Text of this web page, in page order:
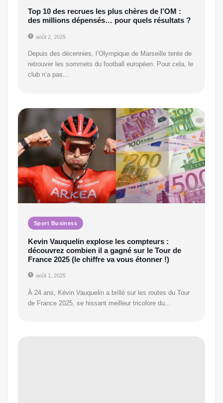
Top 10 des recrues les plus chères de l’OM :
des millions dépensés… pour quels résultats ?
août 2, 2025
Depuis des décennies, l’Olympique de Marseille tente de
retrouver les sommets du football européen. Pour cela, le
club n’a pas...
Sport Business
Kevin Vauquelin explose les compteurs :
découvrez combien il a gagné sur le Tour de
France 2025 (le chiffre va vous étonner !)
août 1, 2025
À 24 ans, Kévin Vauquelin a brillé sur les routes du Tour
de France 2025, se hissant meilleur tricolore du...